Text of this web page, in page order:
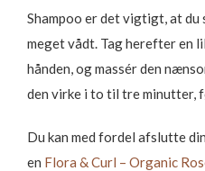
Shampoo er det vigtigt, at
meget vådt. Tag herefter en
hånden, og massér den
den virke i to til tre minutter,
Du kan med fordel afslutte
en Flora & Curl – Organic